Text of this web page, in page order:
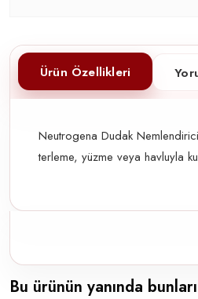
Ürün Özellikleri
Neutrogena Dudak
terleme, yüzme veya havluyla
Bu ürünün yanında